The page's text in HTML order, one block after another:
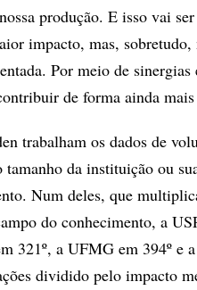
produção. E isso vai
impacto, mas,
Por meio de
de forma ainda
trabalham os dados de
da instituição ou
Num deles, que
do conhecimento, a
321º, a UFMG em 394º e
dividido pelo impacto